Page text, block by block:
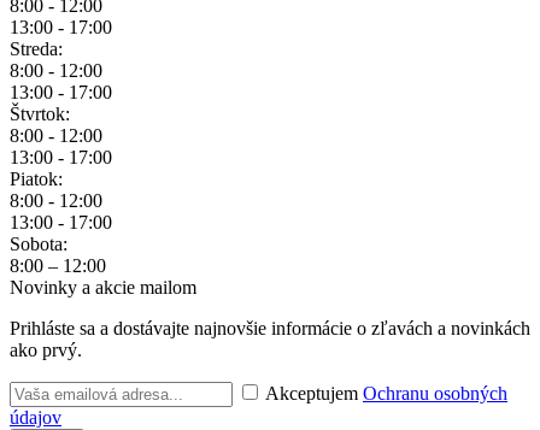
8:00 - 12:00
13:00 - 17:00
Streda:
8:00 - 12:00
13:00 - 17:00
Štvrtok:
8:00 - 12:00
13:00 - 17:00
Piatok:
8:00 - 12:00
13:00 - 17:00
Sobota:
8:00 – 12:00
Novinky a akcie mailom
Prihláste sa a dostávajte najnovšie informácie o zľavách a novinkách
ako prvý.
Akceptujem Ochranu osobných
údajov